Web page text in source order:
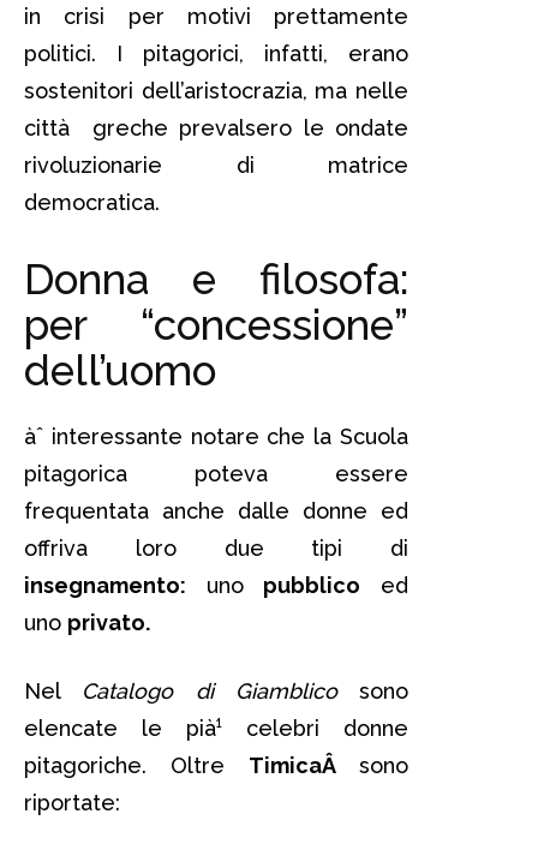
in crisi per motivi prettamente
politici. I pitagorici, infatti, erano
sostenitori dell’aristocrazia, ma nelle
città greche prevalsero le ondate
rivoluzionarie di matrice
democratica.
Donna e filosofa:
per “concessione”
dell’uomo
àˆ interessante notare che la Scuola
pitagorica poteva essere
frequentata anche dalle donne ed
offriva loro due tipi di
insegnamento: uno pubblico ed
uno privato.
Nel Catalogo di Giamblicosono
elencate le pià¹ celebri donne
pitagoriche. Oltre TimicaÂ sono
riportate: